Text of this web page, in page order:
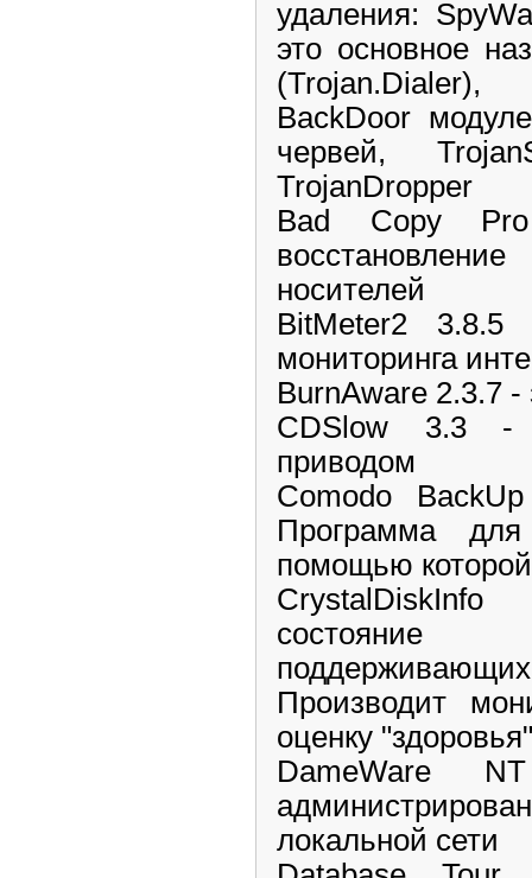
удаления:
это основное
(Trojan.Dialer),
BackDoor
червей,
TrojanDropper
Bad Copy
носителей
BitMeter2
мониторинга
BurnAware 2.3.7 -
CDSlow 3.3 -
приводом
Comodo
Программа
помощью
состояние
Производит
оценку
DameWare
локальной сети